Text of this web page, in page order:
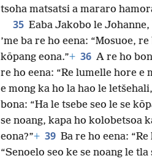
tsoha matsatsi a mararo
35 Eaba Jakobo le
’me ba re ho eena: “Mosuoe,
kōpang eona.”+ 36 A re ho
re ho eena: “Re lumelle hore e
e mong ka ho la hao le
bona: “Ha le tsebe seo le se
se noang, kapa ho kolobetsoa
eona?”+ 39 Ba re ho eena:
“Senoelo seo ke se noang le